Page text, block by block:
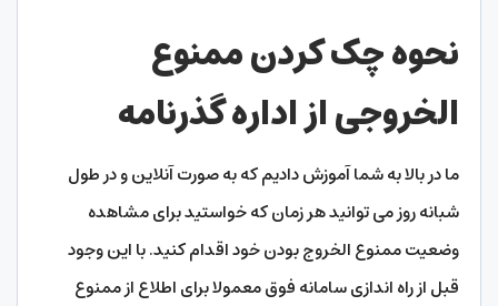
نحوه چک کردن ممنوع
الخروجی از اداره گذرنامه
ما در بالا به شما آموزش دادیم که به صورت آنلاین و در طول
شبانه روز می توانید هر زمان که خواستید برای مشاهده
وضعیت ممنوع الخروج بودن خود اقدام کنید. با این وجود
قبل از راه اندازی سامانه فوق معمولا برای اطلاع از ممنوع